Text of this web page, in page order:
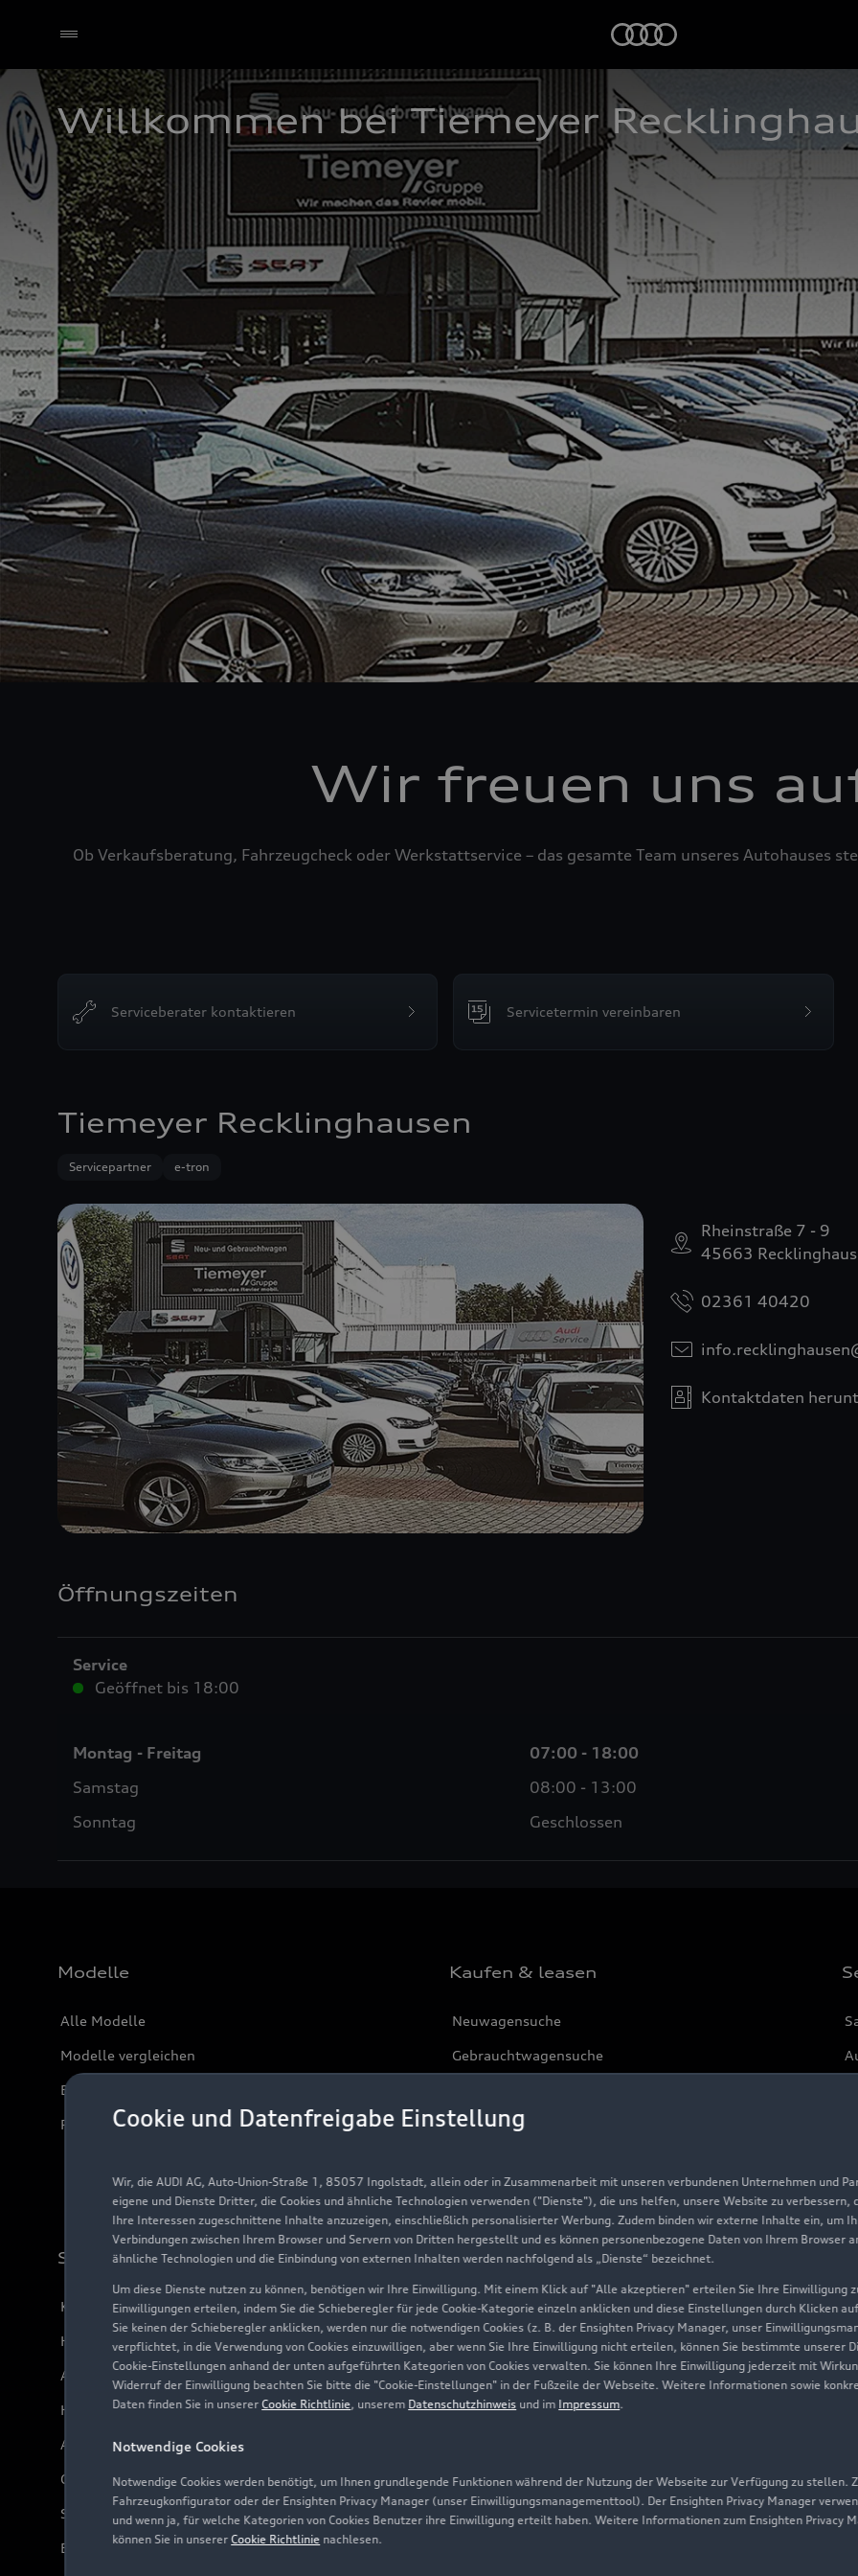
Cookie und Datenfreigabe Einstellung
Wir, die AUDI AG, Auto-Union-Straße 1, 85057 Ingolstadt, allein oder in Zusammenarbeit mit unseren verbundenen Unternehmen und
eigene und Dienste Dritter, die Cookies und ähnliche Technologien verwenden ("Dienste"), die uns helfen, unsere Website zu
Ihre Interessen zugeschnittene Inhalte anzuzeigen, einschließlich personalisierter Werbung. Zudem binden wir externe Inhalte ein, um
Verbindungen zwischen Ihrem Browser und Servern von Dritten hergestellt und es können personenbezogene Daten von Ihrem Browser
ähnliche Technologien und die Einbindung von externen Inhalten werden nachfolgend als „Dienste“ bezeichnet.
Um diese Dienste nutzen zu können, benötigen wir Ihre Einwilligung. Mit einem Klick auf "Alle akzeptieren" erteilen Sie Ihre Einwilligung
Einwilligungen erteilen, indem Sie die Schieberegler für jede Cookie-Kategorie einzeln anklicken und diese Einstellungen durch Klicken
Sie keinen der Schieberegler anklicken, werden nur die notwendigen Cookies (z. B. der Ensighten Privacy Manager, unser
verpflichtet, in die Verwendung von Cookies einzuwilligen, aber wenn Sie Ihre Einwilligung nicht erteilen, können Sie bestimmte unserer
Cookie-Einstellungen anhand der unten aufgeführten Kategorien von Cookies verwalten. Sie können Ihre Einwilligung jederzeit mit
Widerruf der Einwilligung beachten Sie bitte die "Cookie-Einstellungen" in der Fußzeile der Webseite. Weitere Informationen sowie
Daten finden Sie in unsererCookie Richtlinie, unserem Datenschutzhinweis und im Impressum.
Notwendige Cookies
Notwendige Cookies werden benötigt, um Ihnen grundlegende Funktionen während der Nutzung der Webseite zur Verfügung zu stellen.
Fahrzeugkonfigurator oder der Ensighten Privacy Manager (unser Einwilligungsmanagementtool). Der Ensighten Privacy Manager
und wenn ja, für welche Kategorien von Cookies Benutzer ihre Einwilligung erteilt haben. Weitere Informationen zum Ensighten Privacy
können Sie in unsererCookie Richtlinie nachlesen.
Willkommen bei Tiemeyer
Wir freuen uns
Ob Verkaufsberatung, Fahrzeugcheck oder Werkstattservice – das gesamte Team unseres Autohauses
Serviceberater kontaktieren Servicetermin vereinbaren
Tiemeyer Recklinghausen
Servicepartner e-tron
Rheinstraße 7 - 9
45663
02361 40420
Kontaktdaten
Öffnungszeiten
Service
Geöffnet bis 18:00
Montag - Freitag
07:00 - 18:00
Samstag
08:00 - 13:00
Sonntag
Geschlossen
Modelle
Alle Modelle
Modelle vergleichen
Elektromodelle
Plug-in-Hybride
Kaufen & leasen
Neuwagensuche
Gebrauchtwagensuche
Finanzierung
Geschäftskunden
Support
Kundenservice
Händlersuche
Audi Code
Häufige Fragen (FAQ)
Audi Online Beratung
Online-Terminvereinbarung
Servicekontakt
Bordbuch & Bedienungsanleitungen
Über Audi
Unternehmen
Karriere
Investor Relations
Presse & Media Center
Audi erleben
Newsletter